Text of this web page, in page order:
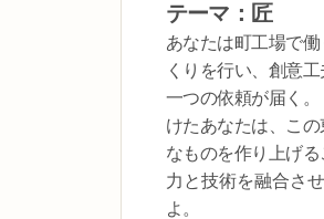
テーマ：匠
あなたは町工場で
くりを行い、創意
一つの依頼が届く
けたあなたは、こ
なものを作り上げ
力と技術を融合さ
よ。